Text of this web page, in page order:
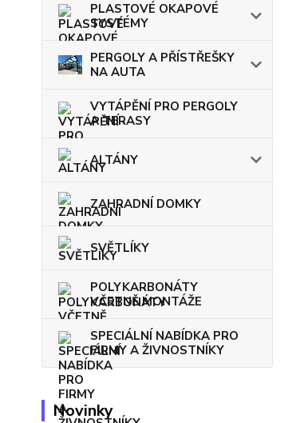
PLASTOVÉ OKAPOVÉ
SYSTÉMY
PERGOLY A PŘÍSTŘEŠKY
NA AUTA
VYTÁPĚNÍ PRO PERGOLY
A TERASY
ALTÁNY
ZAHRADNÍ DOMKY
SVĚTLÍKY
POLYKARBONÁTY
VČETNĚ MONTÁŽE
SPECIÁLNÍ NABÍDKA PRO
FIRMY A ŽIVNOSTNÍKY
Novinky